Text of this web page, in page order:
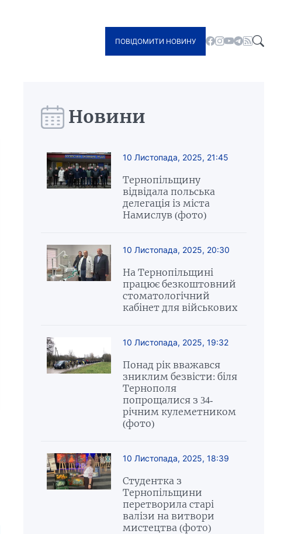
ПОВІДОМИТИ НОВИНУ
Новини
10 Листопада, 2025, 21:45
Тернопільщину
відвідала польська
делегація із міста
Намислув (фото)
10 Листопада, 2025, 20:30
На Тернопільщині
працює безкоштовний
стоматологічний
кабінет для військових
10 Листопада, 2025, 19:32
Понад рік вважався
зниклим безвісти: біля
Тернополя
попрощалися з 34-
річним кулеметником
(фото)
10 Листопада, 2025, 18:39
Студентка з
Тернопільщини
перетворила старі
валізи на витвори
мистецтва (фото)